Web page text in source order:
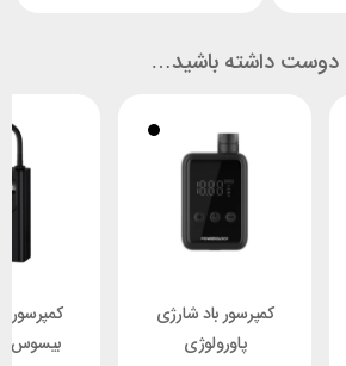
داشته باشید…
کمپرسور باد شارژی
پاورولوژی
کمپرسور